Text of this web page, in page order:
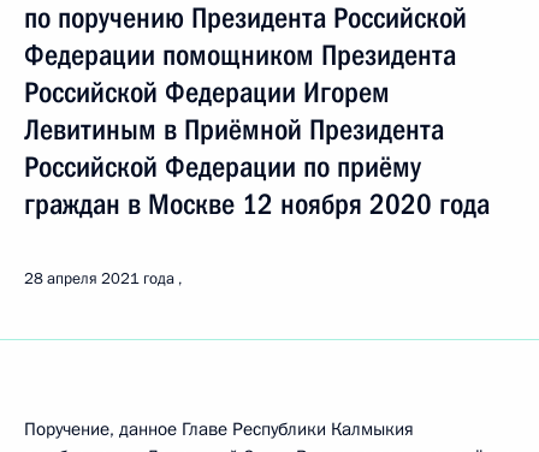
по поручению Президента Российской
Федерации помощником Президента
Российской Федерации Игорем
Левитиным в Приёмной Президента
Российской Федерации по приёму
граждан в Москве 12 ноября 2020 года
28 апреля 2021 года
Поручение, данное Главе Республики Калмыкия